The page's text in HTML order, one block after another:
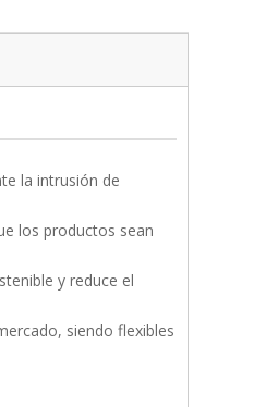
la intrusión de
los productos sean
y reduce el
siendo flexibles